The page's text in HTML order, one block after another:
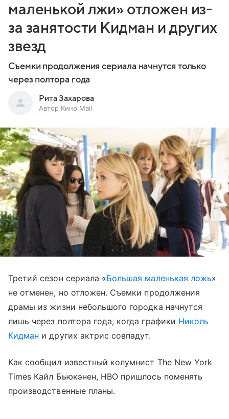
маленькой лжи» отложен из-
за занятости Кидман и других
звезд
Съемки продолжения сериала начнутся только
через полтора года
Рита Захарова
Автор Кино Mail
Третий сезон сериала «Большая маленькая ложь»
не отменен, но отложен. Съемки продолжения
драмы из жизни небольшого городка начнутся
лишь через полтора года, когда графики Николь
Кидман и других актрис совпадут.
Как сообщил известный колумнист The New York
Times Кайл Бьюкэнен, HBO пришлось поменять
производственные планы.